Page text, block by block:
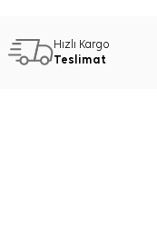
Hızlı Kargo
Teslimat